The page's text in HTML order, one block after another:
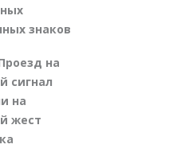
знаков
на
сигнал
на
жест